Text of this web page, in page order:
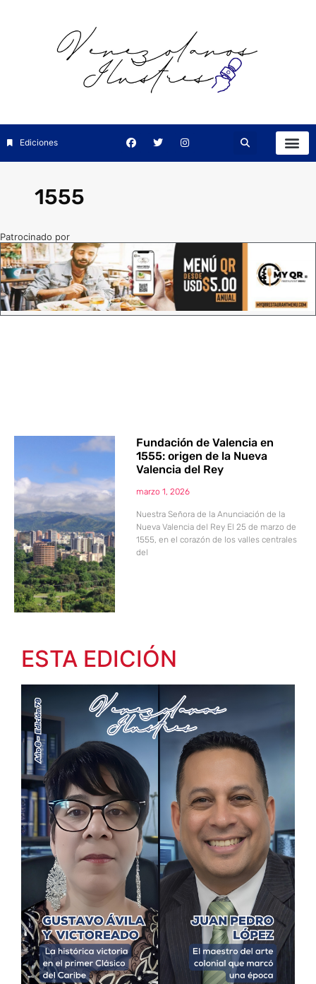
Ediciones
1555
Patrocinado por
Fundación de Valencia en
1555: origen de la Nueva
Valencia del Rey
marzo 1, 2026
Nuestra Señora de la Anunciación de la
Nueva Valencia del Rey El 25 de marzo de
1555, en el corazón de los valles centrales
del
ESTA EDICIÓN